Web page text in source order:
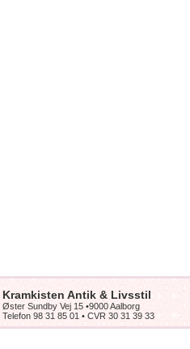
Kramkisten Antik & Livsstil
Øster Sundby Vej 15 •9000 Aalborg
Telefon 98 31 85 01 • CVR 30 31 39 33